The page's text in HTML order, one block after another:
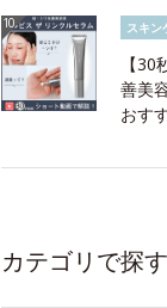
スキン
【
善美
おす
カテゴリで探す